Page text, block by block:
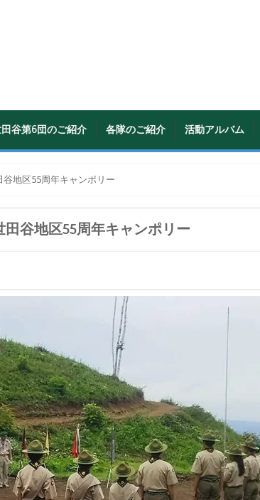
谷第6団のご紹介 各隊のご紹介 活動アルバム
地区55周年キャンポリー
谷地区55周年キャンポリー